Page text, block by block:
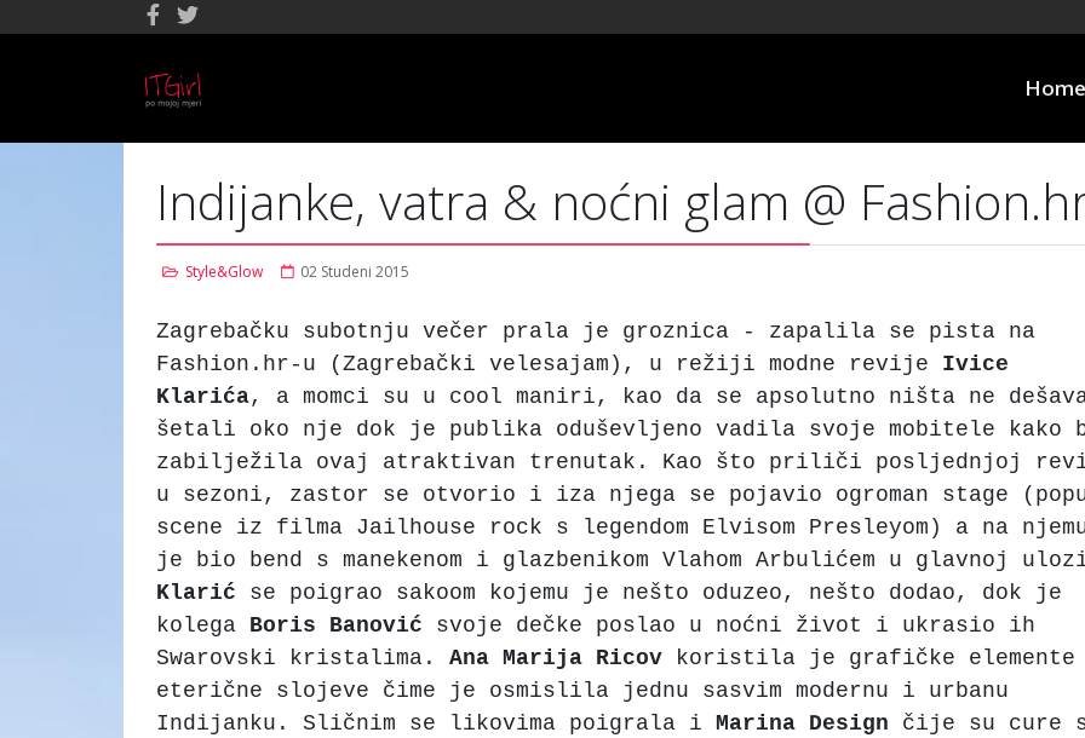
Home
Indijanke, vatra & noćni glam @
Style&Glow 02 Studeni 2015
Zagrebačku subotnju večer prala je groznica - zapalila se pista na
Fashion.hr-u (Zagrebački velesajam), u režiji modne revije Ivice
Klarića, a momci su u cool maniri, kao da se apsolutno ništa ne
šetali oko nje dok je publika oduševljeno vadila svoje mobitele kako
zabilježila ovaj atraktivan trenutak. Kao što priliči posljednjoj
u sezoni, zastor se otvorio i iza njega se pojavio ogroman stage
scene iz filma Jailhouse rock s legendom Elvisom Presleyom) a na
je bio bend s manekenom i glazbenikom Vlahom Arbulićem u glavnoj
Klarić se poigrao sakoom kojemu je nešto oduzeo, nešto dodao, dok je
kolega Boris Banović svoje dečke poslao u noćni život i ukrasio ih
Swarovski kristalima. Ana Marija Ricov koristila je grafičke
eterične slojeve čime je osmislila jednu sasvim modernu i urbanu
Indijanku. Sličnim se likovima poigrala i Marina Design čije su cure